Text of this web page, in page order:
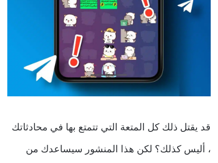
قد يقتل ذلك كل المتعة التي تتمتع بها في محادثاتك
، أليس كذلك؟ لكن هذا المنشور سيساعدك من